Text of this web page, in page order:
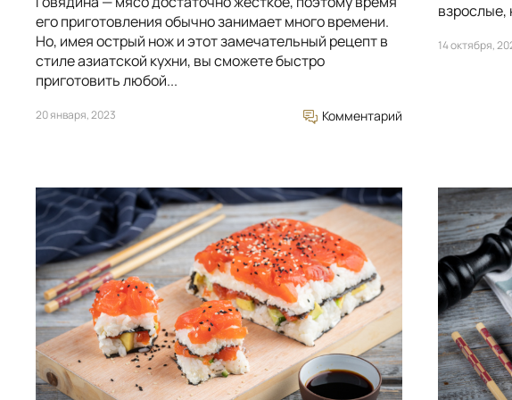
его приготовления обычно занимает много времени.
Но, имея острый нож и этот замечательный рецепт в
стиле азиатской кухни, вы сможете быстро
приготовить любой...
20 января, 2023 Комментарий
взрослые,
14 октября,